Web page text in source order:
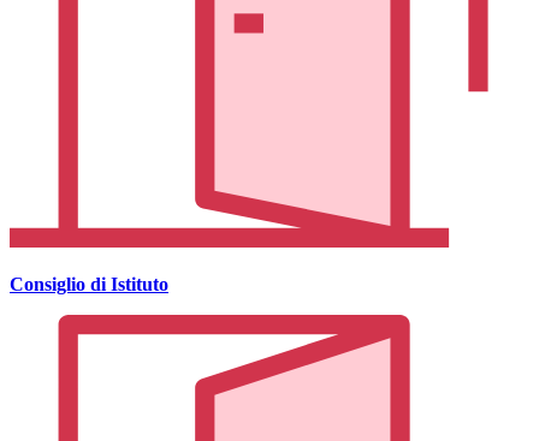
Consiglio di Istituto